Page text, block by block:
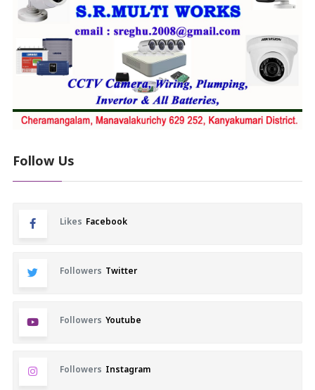
Follow Us
Likes Facebook
Followers Twitter
Followers Youtube
Followers Instagram